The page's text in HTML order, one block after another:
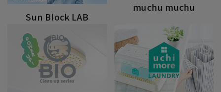
Sun Block LAB
muchu muchu